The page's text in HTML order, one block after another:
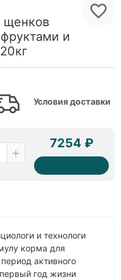
щенков
и
Условия доставки
7254 ₽
и технологи
корма для
активного
год жизни